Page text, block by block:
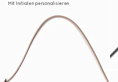
Mit Initialen personalisieren